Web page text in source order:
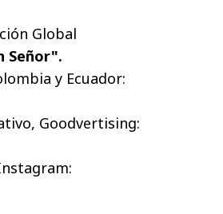
Global
Señor".
y Ecuador:
Goodvertising: